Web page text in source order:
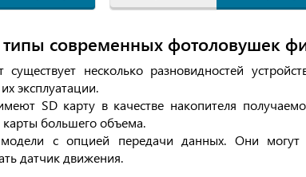
современных фотоловушек
несколько разновидностей
эксплуатации.
SD карту в качестве накопителя
большего объема.
модели с опцией передачи данных. Они могут
датчик движения.